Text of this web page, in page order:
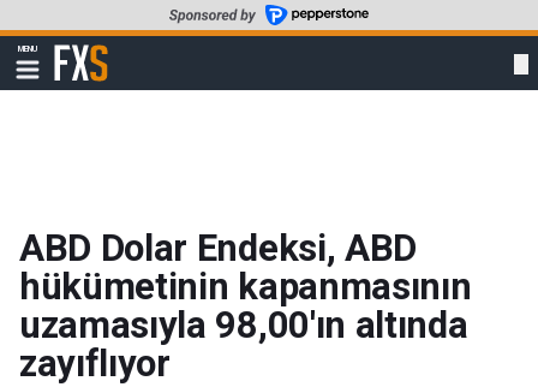
to
main
content
MENU
Show
navigation
FXStreet
ABD Dolar Endeksi, ABD
hükümetinin kapanmasının
uzamasıyla 98,00'ın altında
zayıflıyor